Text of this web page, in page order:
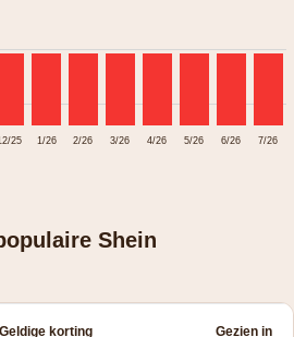
25 1/26 2/26 3/26 4/26 5/26 6/26 7/26
Shein
Geldige korting Gezien in